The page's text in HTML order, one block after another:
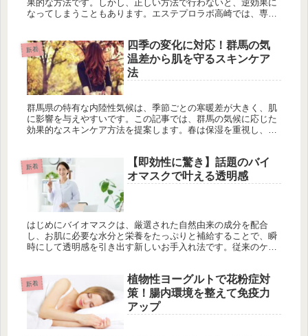
果的な方法です。しかし、正しい方法で行わないと、逆効果に
なってしまうこともあります。エステプロラボ高崎では、専門
新着
四季の変化に対応！群馬の気
温差から肌を守るスキンケア
法
群馬県の特有な内陸性気候は、季節ごとの寒暖差が大きく、肌
に影響を与えやすいです。この記事では、群馬の気候に応じた
効果的なスキンケア方法を提案します。春は保湿を重視し、夏
湿を心がけ、肌のバリア機能を強化し、紫外線対策を怠らない
ことが大切です。定期的な肌チェックを行い、季節に応じたケ
アを見直すことで、健やかで美しい肌を維持することができま
す。
新着
【即効性に驚き】話題のバイ
オマスクで叶える透明感
はじめにバイオマスクは、厳選された自然由来の成分を配合
し、お肌に必要な水分と栄養をたっぷりと補給することで、瞬
時にして透明感を引き出す新しいお手入れ法です。従来のケア
新着
植物性ヨーグルトで花粉症対
策！腸内環境を整えて免疫力
アップ